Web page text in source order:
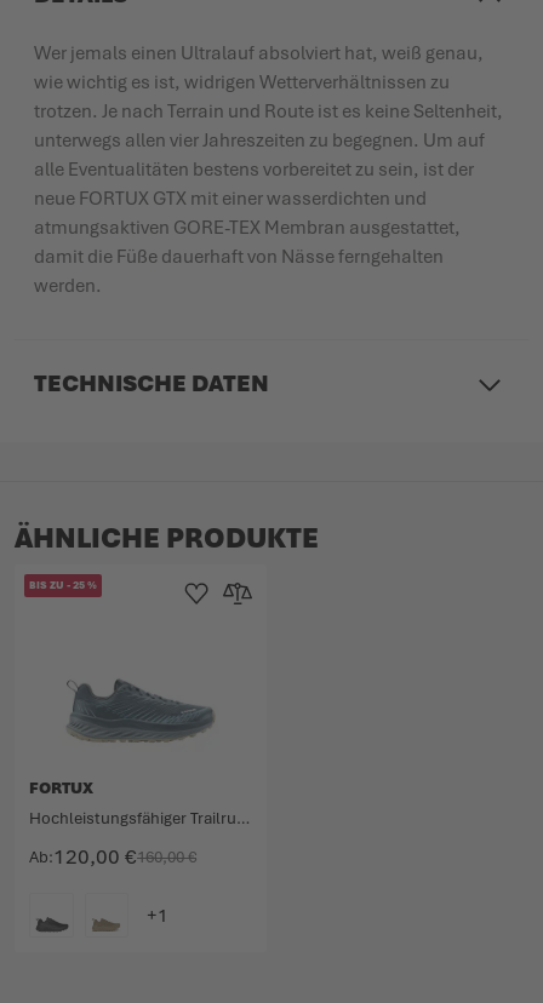
Wer jemals einen Ultralauf absolviert hat, weiß genau,
wie wichtig es ist, widrigen Wetterverhältnissen zu
trotzen. Je nach Terrain und Route ist es keine Seltenheit,
unterwegs allen vier Jahreszeiten zu begegnen. Um auf
alle Eventualitäten bestens vorbereitet zu sein, ist der
neue FORTUX GTX mit einer wasserdichten und
atmungsaktiven GORE-TEX Membran ausgestattet,
damit die Füße dauerhaft von Nässe ferngehalten
werden.
TECHNISCHE DATEN
ÄHNLICHE PRODUKTE
BIS ZU -25%
Ab 120,00 €160,00 €
FORTUX
Hochleistungsfähiger Trailrunningschuh für ultralange Distanzen.
Zur Wunschliste hinzufügen
Zur Vergleichsliste hinzufügen